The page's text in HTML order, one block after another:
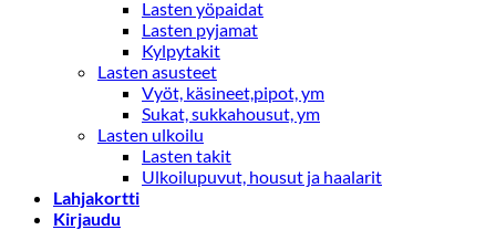
Lasten yöpaidat
Lasten pyjamat
Kylpytakit
Lasten asusteet
Vyöt, käsineet,pipot, ym
Sukat, sukkahousut, ym
Lasten ulkoilu
Lasten takit
Ulkoilupuvut, housut ja haalarit
Lahjakortti
Kirjaudu